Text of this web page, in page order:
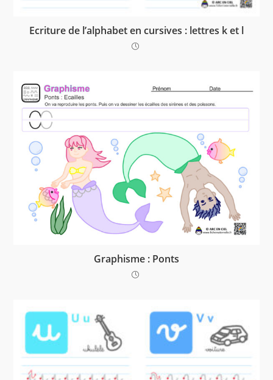
Ecriture de l’alphabet en cursives : lettres k et l
Graphisme : Ponts